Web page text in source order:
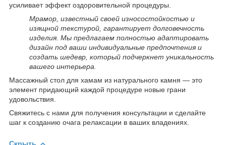
усиливает эффект оздоровительной процедуры.
Мрамор, известный своей износостойкостью и
изящной текстурой, гарантирует долговечность
изделия. Мы предлагаем полностью адаптировать
дизайн под ваши индивидуальные предпочтения и
создать шедевр, который подчеркнет уникальность
вашего интерьера.
Массажный стол для хамам из натурального камня — это
элемент придающий каждой процедуре новые грани
удовольствия.
Свяжитесь с нами для получения консультации и сделайте
шаг к созданию очага релаксации в ваших владениях.
Скрыть